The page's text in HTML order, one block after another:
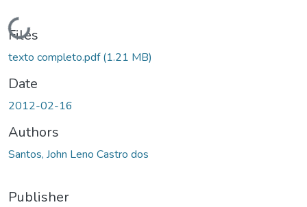
Loading...
Files
texto completo.pdf(1.21 MB)
Date
2012-02-16
Authors
Santos, John Leno Castro dos
Publisher